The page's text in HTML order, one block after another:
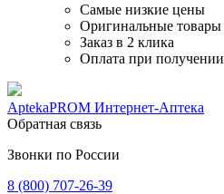
Самые низкие цены
Оригинальные товары
Заказ в 2 клика
Оплата при получении
AptekaPROM Интернет-Аптека
Обратная связь
Звонки по России
8 (800) 707-26-39